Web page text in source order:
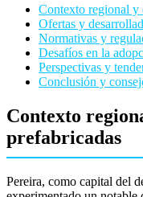
Contexto regional y
Ofertas y
Normativas y
Desafíos en la
Perspectivas y
Conclusión y
Contexto
prefabricadas
Pereira, como capital del